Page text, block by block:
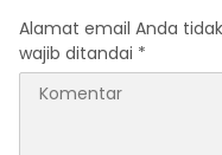
Alamat email Anda
wajib ditandai *